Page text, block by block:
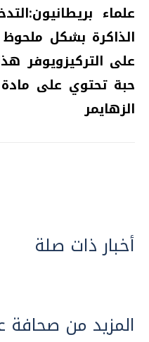
علماء
الذاكرة بشكل
على التركيزويوفر
حبة تحتوي على
الزهايمر
أخبار ذات صلة
المزيد من صحافة